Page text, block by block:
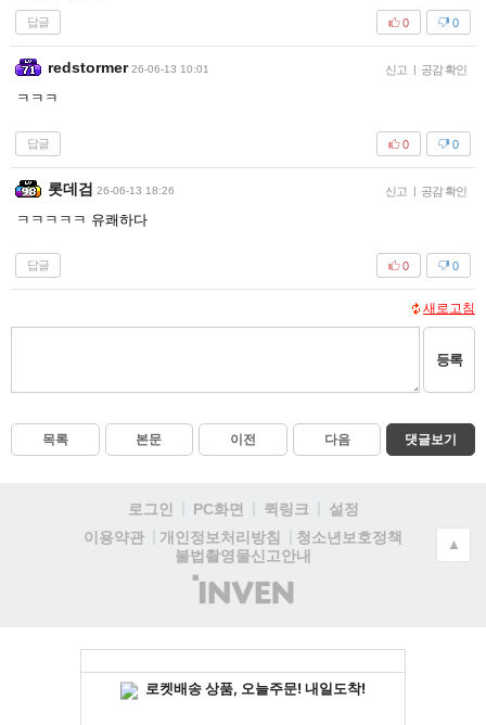
답글 0
0
redstormer 26-06-13 10:01 신고 | 공감 확인
ㅋㅋㅋ
답글 0
0
롯데검 26-06-13 18:26 신고 | 공감 확인
ㅋㅋㅋㅋㅋ 유쾌하다
답글 0
0
새로고침
등록
목록 본문 이전 다음 댓글보기
로그인 PC화면 퀵링크
설정
이용약관
개인정보처리방침
청소년보호정책
불법촬영물신고안내
(주)
인
▲